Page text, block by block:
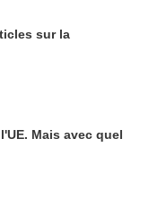
sur la
Mais avec quel